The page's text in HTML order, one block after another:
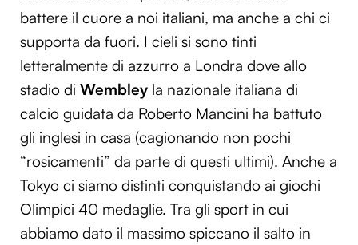
battere il cuore a noi italiani, ma anche a chi ci
supporta da fuori. I cieli si sono tinti
letteralmente di azzurro a Londra dove allo
stadio di Wembley la nazionale italiana di
calcio guidata da Roberto Mancini ha battuto
gli inglesi in casa (cagionando non pochi
“rosicamenti” da parte di questi ultimi). Anche a
Tokyo ci siamo distinti conquistando ai giochi
Olimpici 40 medaglie. Tra gli sport in cui
abbiamo dato il massimo spiccano il salto in